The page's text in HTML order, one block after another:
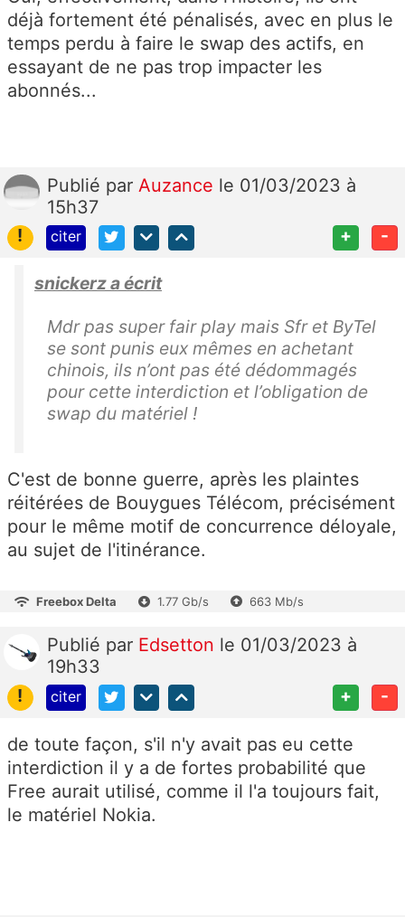
déjà fortement été pénalisés, avec en plus le
temps perdu à faire le swap des actifs, en
essayant de ne pas trop impacter les
abonnés...
Publié par Auzance le 01/03/2023 à
15h37
!
citer + -
snickerz a écrit
Mdr pas super fair play mais Sfr et ByTel
se sont punis eux mêmes en achetant
chinois, ils n’ont pas été dédommagés
pour cette interdiction et l’obligation de
swap du matériel !
C'est de bonne guerre, après les plaintes
réitérées de Bouygues Télécom, précisément
pour le même motif de concurrence déloyale,
au sujet de l'itinérance.
Freebox Delta 1.77 Gb/s 663 Mb/s
Publié par Edsetton le 01/03/2023 à
19h33
!
citer + -
de toute façon, s'il n'y avait pas eu cette
interdiction il y a de fortes probabilité que
Free aurait utilisé, comme il l'a toujours fait,
le matériel Nokia.